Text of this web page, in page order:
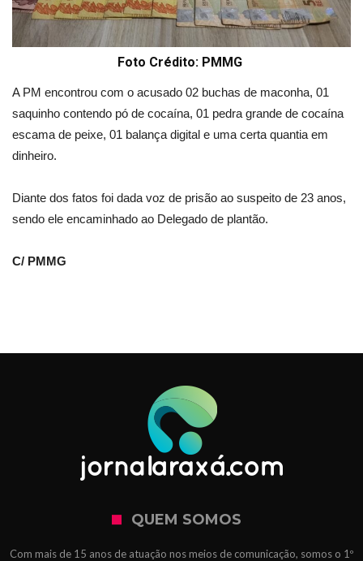
Foto Crédito: PMMG
A PM encontrou com o acusado 02 buchas de maconha, 01
saquinho contendo pó de cocaína, 01 pedra grande de cocaína
escama de peixe, 01 balança digital e uma certa quantia em
dinheiro.
Diante dos fatos foi dada voz de prisão ao suspeito de 23 anos,
sendo ele encaminhado ao Delegado de plantão.
C/ PMMG
QUEM SOMOS
Com mais de 15 anos de atuação nos meios de comunicação, somos o 1º